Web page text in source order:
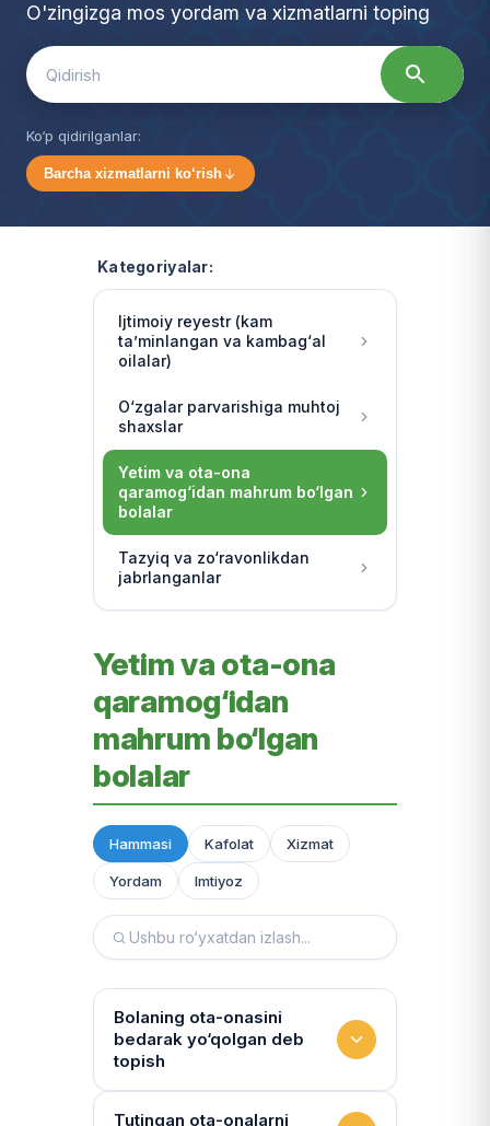
O'zingizga mos yordam va xizmatlarni toping
Search
for:
Ko‘p qidirilganlar:
Barcha xizmatlarni ko‘rish
Kategoriyalar:
Ijtimoiy reyestr (kam
ta’minlangan va kambag‘al
oilalar)
O‘zgalar parvarishiga muhtoj
shaxslar
Yetim va ota-ona
qaramog‘idan mahrum bo‘lgan
bolalar
Tazyiq va zo‘ravonlikdan
jabrlanganlar
Yetim va ota-ona
qaramog‘idan
mahrum bo‘lgan
bolalar
Hammasi Kafolat Xizmat
Yordam Imtiyoz
Bolaning ota-onasini
bedarak yo‘qolgan deb
topish
Hujjatlarni tiklash xizmati
Tutingan ota-onalarni